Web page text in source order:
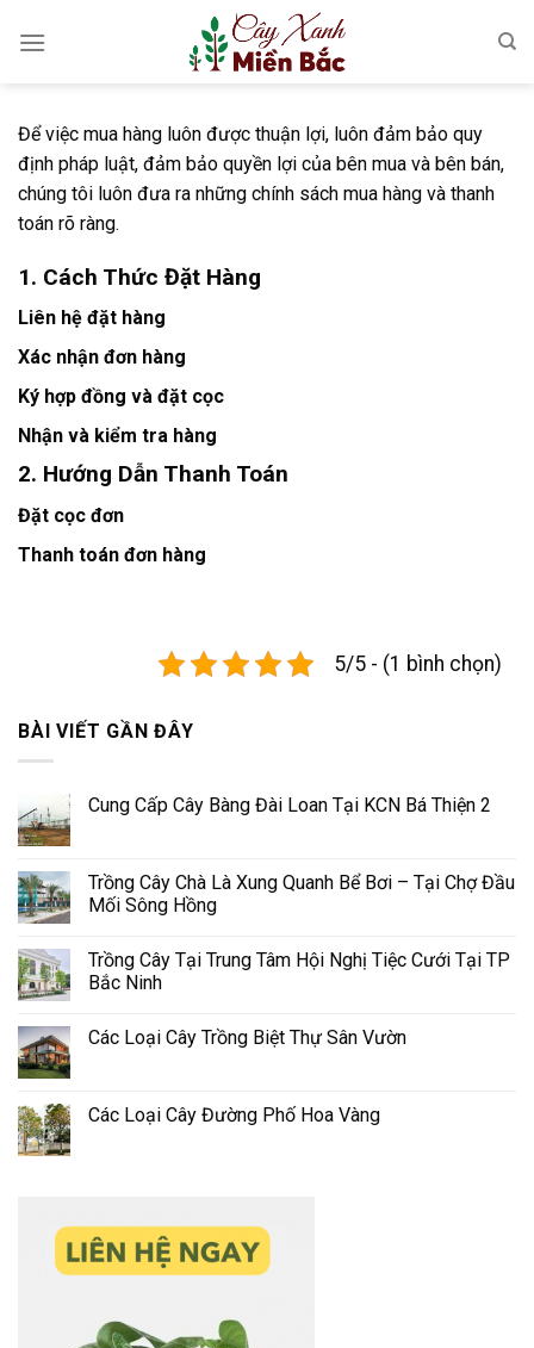
Để việc mua hàng luôn được thuận lợi, luôn đảm bảo quy
định pháp luật, đảm bảo quyền lợi của bên mua và bên bán,
chúng tôi luôn đưa ra những chính sách mua hàng và thanh
toán rõ ràng.
1. Cách Thức Đặt Hàng
Liên hệ đặt hàng
Xác nhận đơn hàng
Ký hợp đồng và đặt cọc
Nhận và kiểm tra hàng
2. Hướng Dẫn Thanh Toán
Đặt cọc đơn
Thanh toán đơn hàng
5/5 - (1 bình chọn)
BÀI VIẾT GẦN ĐÂY
Cung Cấp Cây Bàng Đài Loan Tại KCN Bá Thiện 2
Trồng Cây Chà Là Xung Quanh Bể Bơi – Tại Chợ Đầu
Mối Sông Hồng
Trồng Cây Tại Trung Tâm Hội Nghị Tiệc Cưới Tại TP
Bắc Ninh
Các Loại Cây Trồng Biệt Thự Sân Vườn
Các Loại Cây Đường Phố Hoa Vàng